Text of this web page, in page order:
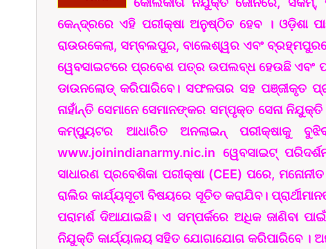
କେନ୍ଦ୍ରରେ ଏହି ପରୀକ୍ଷା ଅନୁଷ୍ଠିତ ହେବ । ଓଡ଼ିଶା
ରାଉରକେଲା, ସମ୍ବଲପୁର, ବାଲେଶ୍ୱର ଏବଂ
ୱେବସାଇଟରେ ପ୍ରବେଶ ପତ୍ର ଉପଲବ୍ଧ ହେଉଛି ଏବଂ
ଡାଉନଲୋଡ୍ କରିପାରିବେ। ସଫଳତାର ସହ ପଞ୍ଜୀକୃତ
ନାହାଁନ୍ତି ସେମାନେ ସେମାନଙ୍କର ସମ୍ପୃକ୍ତ ସେନା
କମ୍ପ୍ୟୁଟର ଆଧାରିତ ଅନଲାଇନ୍ ପରୀକ୍ଷାକୁ
www.joinindianarmy.nic.in ୱେବସାଇଟ୍
ସାଧାରଣ ପ୍ରବେଶିକା ପରୀକ୍ଷା (CEE) ପରେ,
ରାଲିର କାର୍ଯ୍ୟସୂଚୀ ବିଷୟରେ ସୂଚିତ କରାଯିବ।
ପରାମର୍ଶ ଦିଆଯାଇଛି। ଏ ସମ୍ପର୍କରେ ଅଧିକ ଜାଣିବା
ନିଯୁକ୍ତି କାର୍ଯ୍ୟାଳୟ ସହିତ ଯୋଗାଯୋଗ କରିପାରିବେ ।